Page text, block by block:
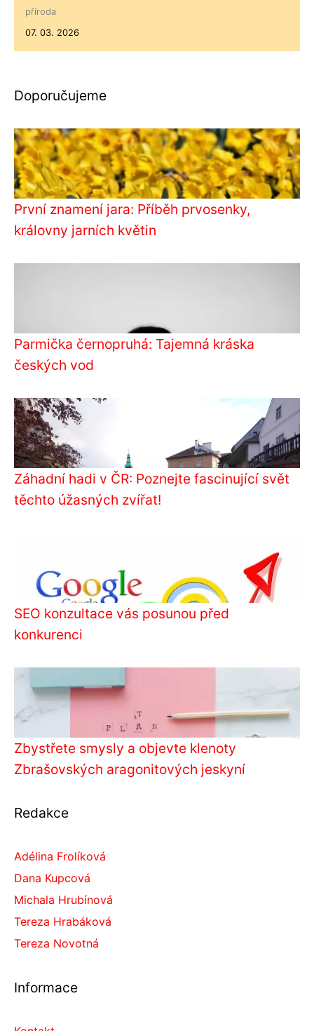
příroda
07. 03. 2026
Doporučujeme
První znamení jara: Příběh prvosenky,
královny jarních květin
Parmička černopruhá: Tajemná kráska
českých vod
Záhadní hadi v ČR: Poznejte fascinující svět
těchto úžasných zvířat!
SEO konzultace vás posunou před
konkurenci
Zbystřete smysly a objevte klenoty
Zbrašovských aragonitových jeskyní
Redakce
Adélina Frolíková
Dana Kupcová
Michala Hrubínová
Tereza Hrabáková
Tereza Novotná
Informace